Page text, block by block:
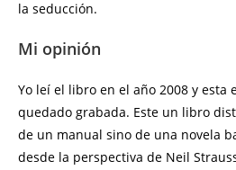
la seducción.
Mi opinión
Yo leí el libro en el año 2008 y esta
quedado grabada. Este un libro
de un manual sino de una novela
desde la perspectiva de Neil